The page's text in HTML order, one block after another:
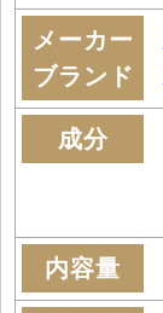
メーカー
ブランド
成分
内容量